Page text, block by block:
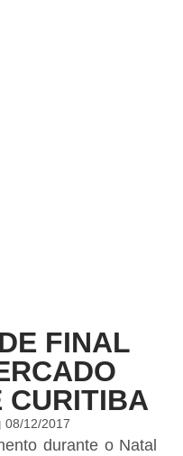
FINAL
CURITIBA
08/12/2017
durante o Natal